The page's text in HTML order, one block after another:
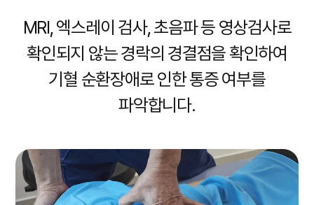
MRI, 엑스레이 검사, 초음파 등 영상검사로
확인되지 않는 경락의 경결점을 확인하여
기혈 순환장애로 인한 통증 여부를
파악합니다.